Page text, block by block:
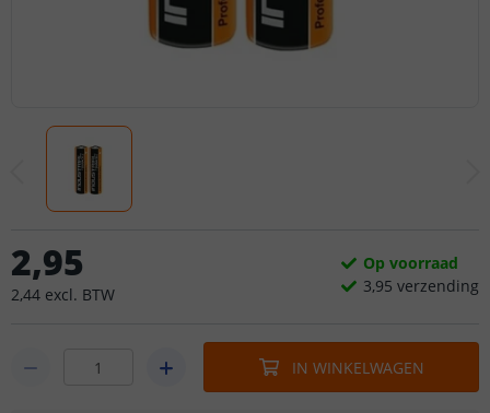
2,95
2,44 excl. BTW
Op voorraad
3,95 verzending
IN WINKELWAGEN